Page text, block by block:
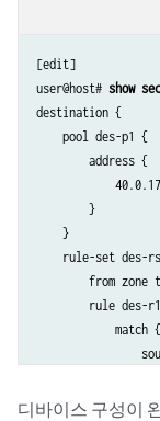
[edit]
user@host# show
destination {
    pool des-p1 {
        address {
        }
    }
rule-set des-
from zone
rule des-
            match {
            }
디바이스 구성이